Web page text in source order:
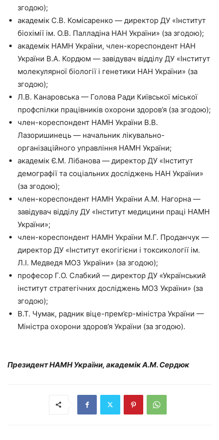
згодою);
академік С.В. Комісаренко — директор ДУ «Інститут
біохімії ім. О.В. Палладіна НАН України» (за згодою);
академік НАМН України, член-кореспондент НАН
України В.А. Кордюм — завідувач відділу ДУ «Інститут
молекулярної біології і генетики НАН України» (за
згодою);
Л.В. Канаровська — Голова Ради Київської міської
профспілки працівників охорони здоров’я (за згодою);
член-кореспондент НАМН України В.В.
Лазоришинець — начальник лікувально-
організаційного управління НАМН України;
академік Є.М. Лібанова — директор ДУ «Інститут
демографії та соціальних досліджень НАН України»
(за згодою);
член-кореспондент НАМН України А.М. Нагорна —
завідувач відділу ДУ «Інститут медицини праці НАМН
України»;
член-кореспондент НАМН України М.Г. Проданчук —
директор ДУ «Інститут екогігієни і токсикології ім.
Л.І. Медведя МОЗ України» (за згодою);
професор Г.О. Слабкий — директор ДУ «Український
інститут стратегічних досліджень МОЗ України» (за
згодою);
В.Т. Чумак, радник віце-прем’єр-міністра України —
Міністра охорони здоров’я України (за згодою).
Президент НАМН України, академік А.М. Сердюк